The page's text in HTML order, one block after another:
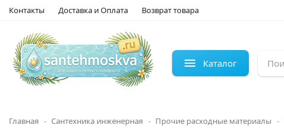
Контакты Доставка и Оплата Возврат товара
Каталог
Главная Сантехника инженерная Прочие расходные материалы